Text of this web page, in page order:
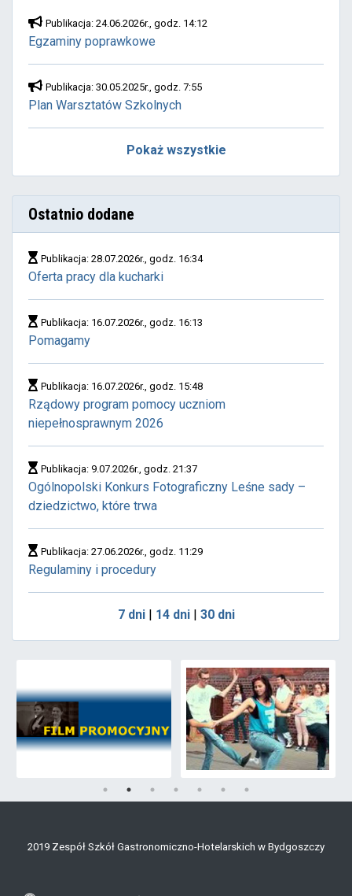
Publikacja: 24.06.2026r., godz. 14:12
Egzaminy poprawkowe
Publikacja: 30.05.2025r., godz. 7:55
Plan Warsztatów Szkolnych
Pokaż wszystkie
Ostatnio dodane
Publikacja: 28.07.2026r., godz. 16:34
Oferta pracy dla kucharki
Publikacja: 16.07.2026r., godz. 16:13
Pomagamy
Publikacja: 16.07.2026r., godz. 15:48
Rządowy program pomocy uczniom
niepełnosprawnym 2026
Publikacja: 9.07.2026r., godz. 21:37
Ogólnopolski Konkurs Fotograficzny Leśne sady –
dziedzictwo, które trwa
Publikacja: 27.06.2026r., godz. 11:29
Regulaminy i procedury
7 dni| 14 dni| 30 dni
2019 Zespół Szkół Gastronomiczno-Hotelarskich w Bydgoszczy